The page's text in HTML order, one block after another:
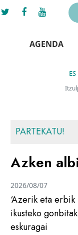
AGENDA
ES
PARTEKATU!
Azken
‘Azerik eta erbik
ikusteko
eskuragai
2026/08/07